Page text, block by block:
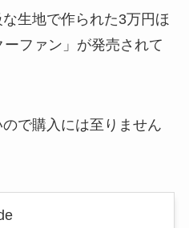
生地で作られた3万円ほ
ファン」が発売されて
で購入には至りません